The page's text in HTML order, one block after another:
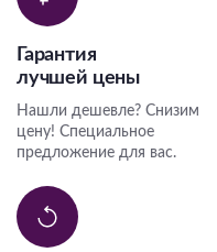
Гарантия
лучшей цены
Нашли дешевле? Снизим
цену! Специальное
предложение для вас.